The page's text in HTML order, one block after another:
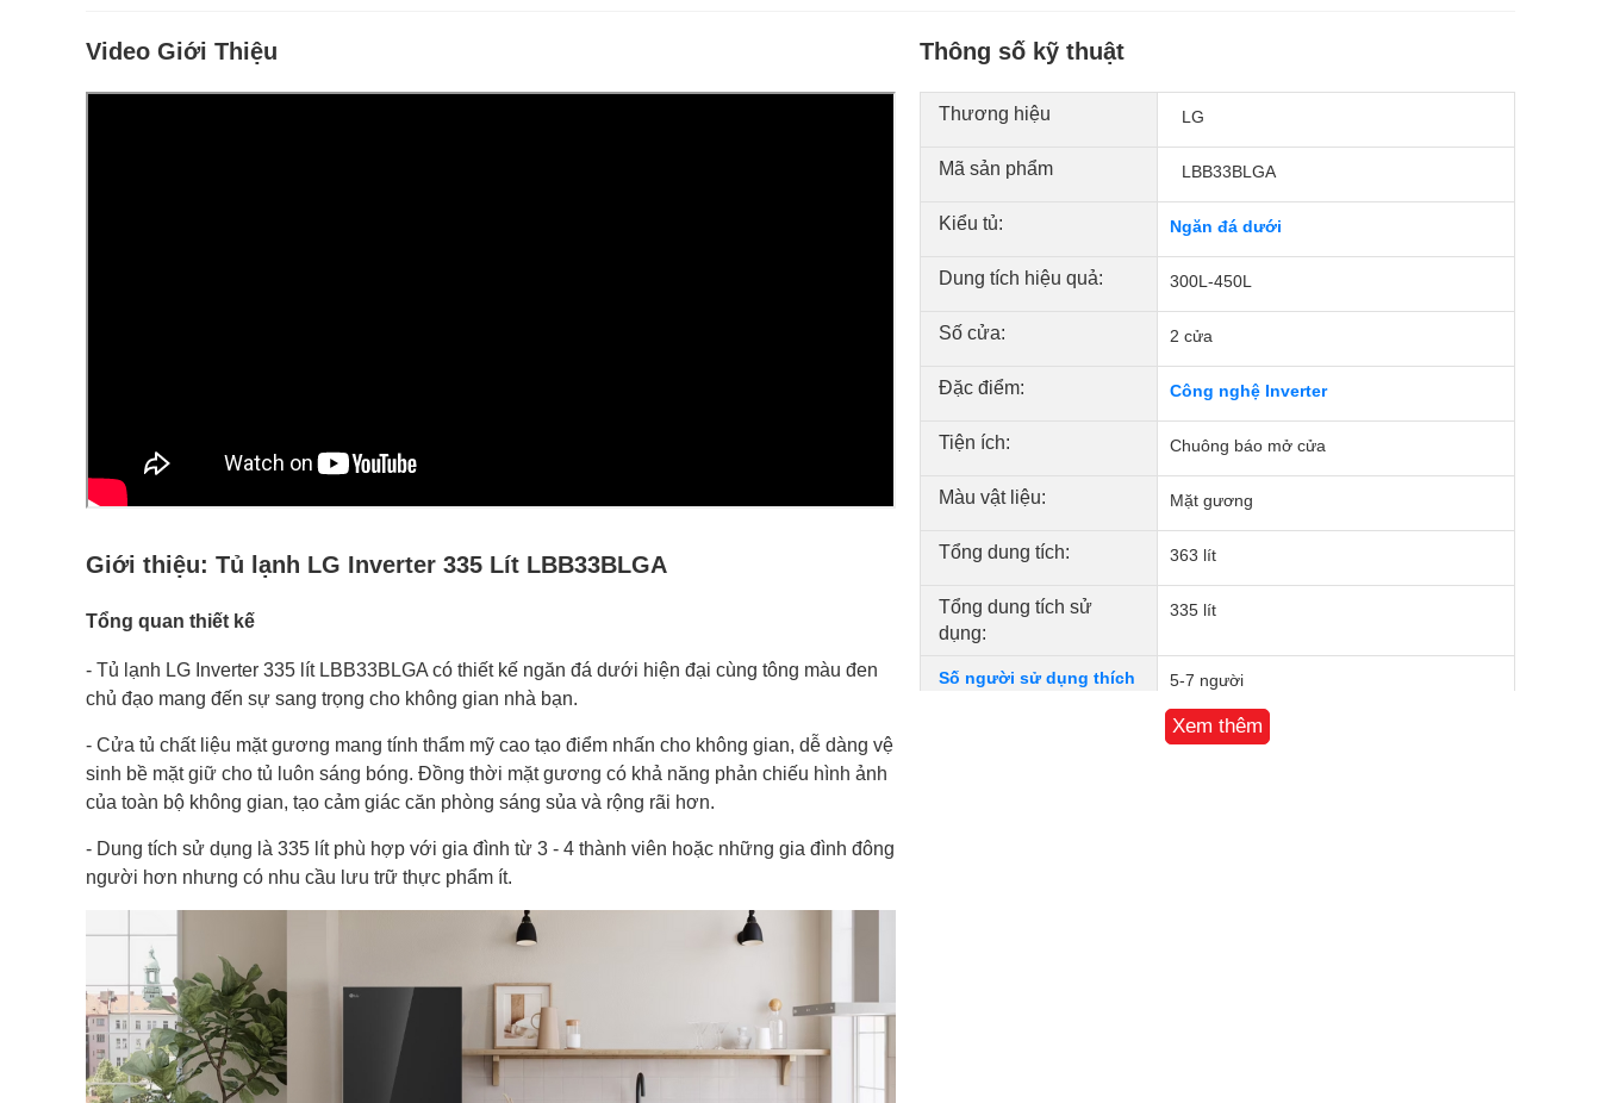
Video Giới Thiệu
Giới thiệu: Tủ lạnh LG Inverter 335 Lít LBB33BLGA
Tổng quan thiết kế
- Tủ lạnh LG Inverter 335 lít LBB33BLGA có thiết kế ngăn đá dưới hiện đại cùng tông màu đen
chủ đạo mang đến sự sang trọng cho không gian nhà bạn.
- Cửa tủ chất liệu mặt gương mang tính thẩm mỹ cao tạo điểm nhấn cho không gian, dễ dàng vệ
sinh bề mặt giữ cho tủ luôn sáng bóng. Đồng thời mặt gương có khả năng phản chiếu hình ảnh
của toàn bộ không gian, tạo cảm giác căn phòng sáng sủa và rộng rãi hơn.
- Dung tích sử dụng là 335 lítphù hợp với gia đình từ 3 - 4 thành viên hoặc những gia đình đông
người hơn nhưng có nhu cầu lưu trữ thực phẩm ít.
Thông số kỹ thuật
Thương hiệu LG
Mã sản phẩm LBB33BLGA
Kiểu tủ: Ngăn đá dưới
Dung tích hiệu quả: 300L-450L
Số cửa: 2 cửa
Đặc điểm: Công nghệ Inverter
Tiện ích: Chuông báo mở cửa
Màu vật liệu: Mặt gương
Tổng dung tích: 363 lít
Tổng dung tích sử
dụng:
335 lít
Số người sử dụng thích
5-7 người
87 lít
Xem thêm